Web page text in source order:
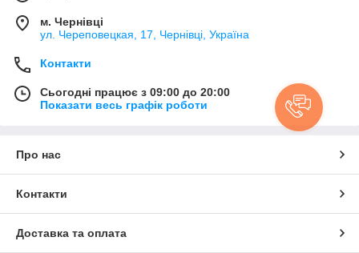
м. Чернівці
ул. Череповецкая, 17, Чернівці, Україна
Контакти
Сьогодні працює з 09:00 до 20:00
Показати весь графік роботи
Про нас
Контакти
Доставка та оплата